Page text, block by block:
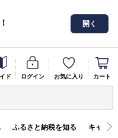
開く
ド ログイン お気に入り カート
ふるさと納税を知る キャン